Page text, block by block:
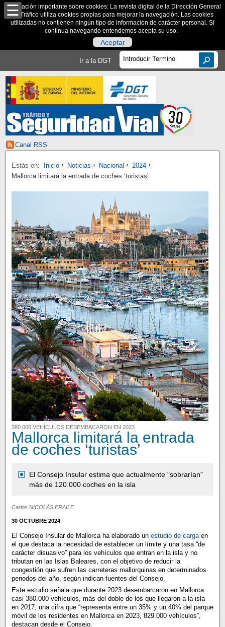
Información importante sobre cookies: La revista digital de la Dirección General
de Tráfico utiliza cookies propias para mejorar la navegación. Las cookies
utilizadas no contienen ningún tipo de información de carácter personal. Si
continua navegando entendemos acepta su uso.
Aceptar
Ir a la DGT
Canal RSS
Estás en: Inicio Noticias Nacional
2024
Mallorca limitará la entrada de coches ‘turistas’
380.000 VEHÍCULOS DESEMBACARON EN 2023
Mallorca limitará la entrada
de coches ‘turistas’
El Consejo Insular estima que actualmente "sobrarían"
más de 120.000 coches en la isla
Carlos NICOLÁS FRAILE
30 OCTUBRE 2024
El Consejo Insular de Mallorca ha elaborado un estudio de cargaen
el que destaca la necesidad de establecer un límite y una tasa “de
carácter disuasivo” para los vehículos que entran en la isla y no
tributan en las Islas Baleares, con el objetivo de reducir la
congestión que sufren las carreteras mallorquinas en determinados
periodos del año, según indican fuentes del Consejo.
Este estudio señala que durante 2023 desembarcaron en Mallorca
casi 380.000 vehículos, más del doble de los que llegaron a la isla
en 2017, una cifra que “representa entre un 35% y un 40% del parque
móvil de los residentes en Mallorca en 2023, 829.000 vehículos”,
destacan desde el Consejo.